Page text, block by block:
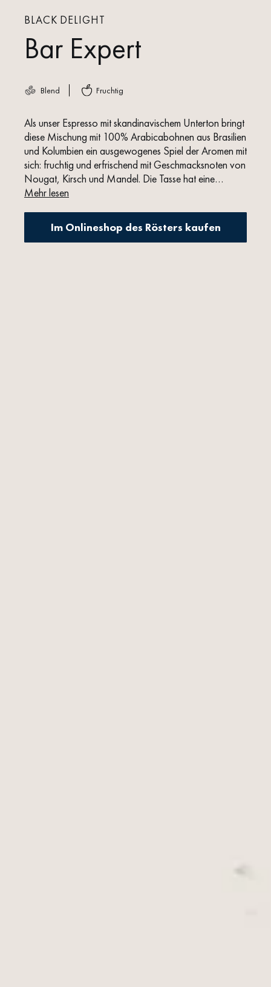
BLACK DELIGHT
Bar Expert
Blend Fruchtig
Als unser Espresso mit skandinavischem Unterton bringt
diese Mischung mit 100% Arabicabohnen aus Brasilien
und Kolumbien ein ausgewogenes Spiel der Aromen mit
sich: fruchtig und erfrischend mit Geschmacksnoten von
Nougat, Kirsch und Mandel. Die Tasse hat eine
mittlerere Crema und einem sanften Abgang. Wir
Herdkanne.
Mehr lesen
Im Onlineshop des Rösters kaufen